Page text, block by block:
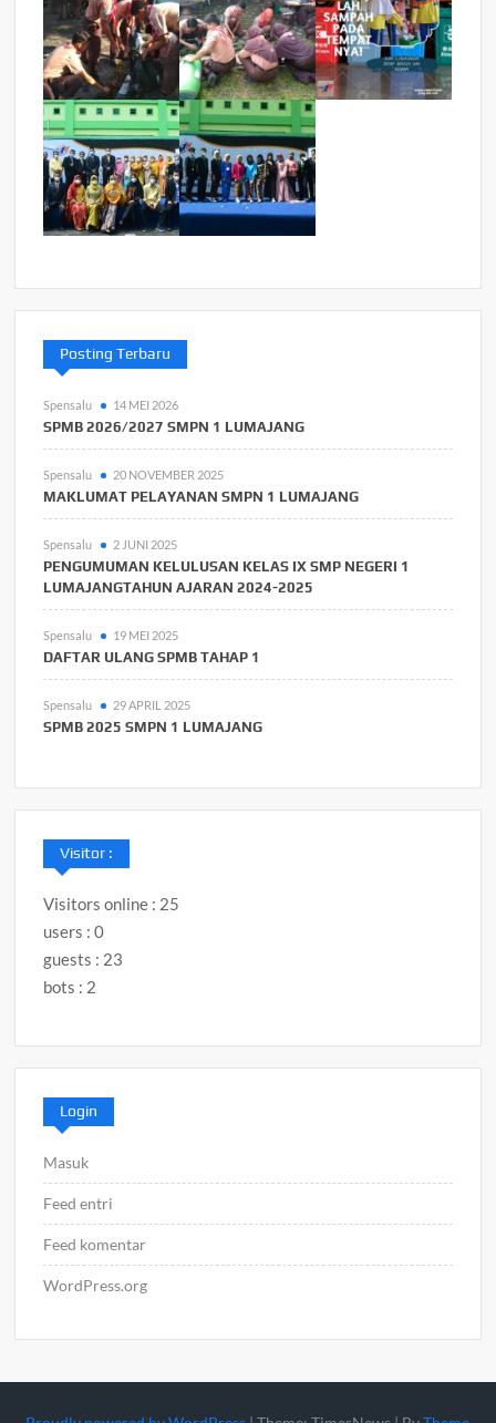
Posting Terbaru
Spensalu 14 MEI 2026
SPMB 2026/2027 SMPN 1 LUMAJANG
Spensalu 20 NOVEMBER 2025
MAKLUMAT PELAYANAN SMPN 1 LUMAJANG
Spensalu 2 JUNI 2025
PENGUMUMAN KELULUSAN KELAS IX SMP NEGERI 1
LUMAJANGTAHUN AJARAN 2024-2025
Spensalu 19 MEI 2025
DAFTAR ULANG SPMB TAHAP 1
Spensalu 29 APRIL 2025
SPMB 2025 SMPN 1 LUMAJANG
Visitor :
Visitors online : 25
users : 0
guests : 23
bots : 2
Login
Masuk
Feed entri
Feed komentar
WordPress.org